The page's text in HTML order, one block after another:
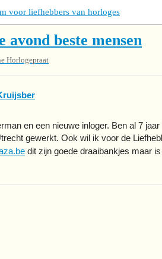
voor liefhebbers van horloges
avond beste mensen
Horlogepraat
en een nieuwe inloger. Ben al 7
gewerkt. Ook wil ik voor de
dit zijn goede draaibankjes maar